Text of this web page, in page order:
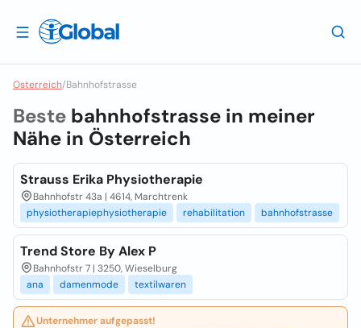
Osterreich/Bahnhofstrasse
Beste bahnhofstrasse in meiner
Nähe in Österreich
Strauss Erika Physiotherapie
Bahnhofstr 43a | 4614, Marchtrenk
physiotherapiephysiotherapie
rehabilitation bahnhofstrasse
Trend Store By Alex P
Bahnhofstr 7 | 3250, Wieselburg
ana
damenmode textilwaren
Unternehmer aufgepasst!